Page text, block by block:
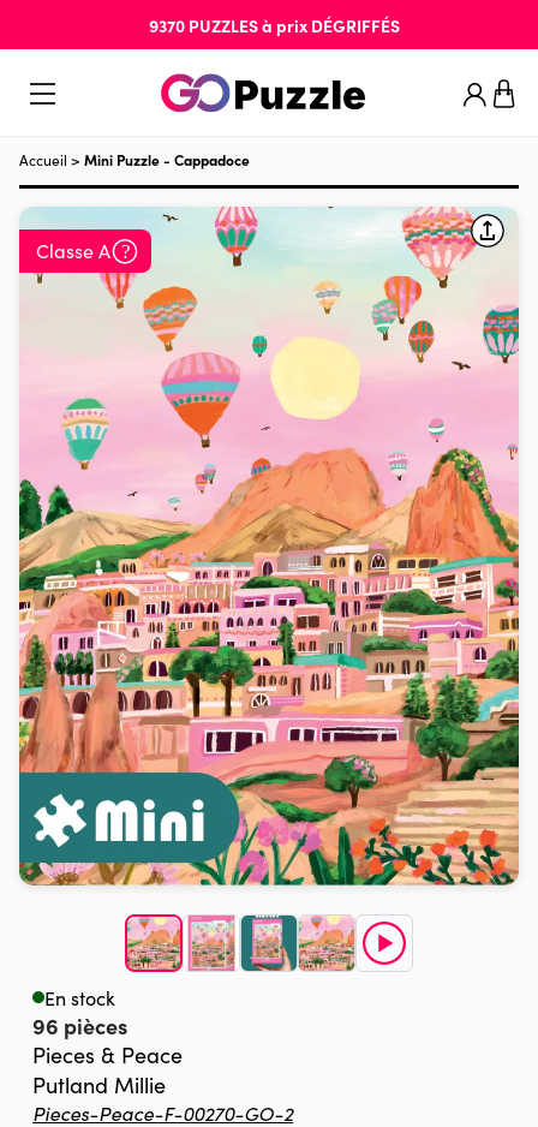
9370 PUZZLESà prix DÉGRIFFÉS
Accueil > Mini Puzzle - Cappadoce
Classe A
En stock
96 pièces
Pieces & Peace
Putland Millie
Pieces-Peace-F-00270-GO-2